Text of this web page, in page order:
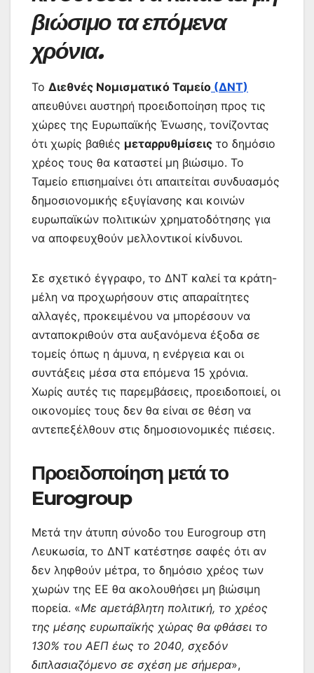
βιώσιμο τα επόμενα
χρόνια.
Το Διεθνές Νομισματικό Ταμείο (ΔΝΤ)
απευθύνει αυστηρή προειδοποίηση προς τις
χώρες της Ευρωπαϊκής Ένωσης, τονίζοντας
ότι χωρίς βαθιές μεταρρυθμίσεις το δημόσιο
χρέος τους θα καταστεί μη βιώσιμο. Το
Ταμείο επισημαίνει ότι απαιτείται συνδυασμός
δημοσιονομικής εξυγίανσης και κοινών
ευρωπαϊκών πολιτικών χρηματοδότησης για
να αποφευχθούν μελλοντικοί κίνδυνοι.
Σε σχετικό έγγραφο, το ΔΝΤ καλεί τα κράτη-
μέλη να προχωρήσουν στις απαραίτητες
αλλαγές, προκειμένου να μπορέσουν να
ανταποκριθούν στα αυξανόμενα έξοδα σε
τομείς όπως η άμυνα, η ενέργεια και οι
συντάξεις μέσα στα επόμενα 15 χρόνια.
Χωρίς αυτές τις παρεμβάσεις, προειδοποιεί, οι
οικονομίες τους δεν θα είναι σε θέση να
αντεπεξέλθουν στις δημοσιονομικές πιέσεις.
Προειδοποίηση μετά το
Eurogroup
Μετά την άτυπη σύνοδο του Eurogroup στη
Λευκωσία, το ΔΝΤ κατέστησε σαφές ότι αν
δεν ληφθούν μέτρα, το δημόσιο χρέος των
χωρών της ΕΕ θα ακολουθήσει μη βιώσιμη
πορεία. «Με αμετάβλητη πολιτική, το χρέος
της μέσης ευρωπαϊκής χώρας θα φθάσει το
130% του ΑΕΠ έως το 2040, σχεδόν
διπλασιαζόμενο σε σχέση με σήμερα»,